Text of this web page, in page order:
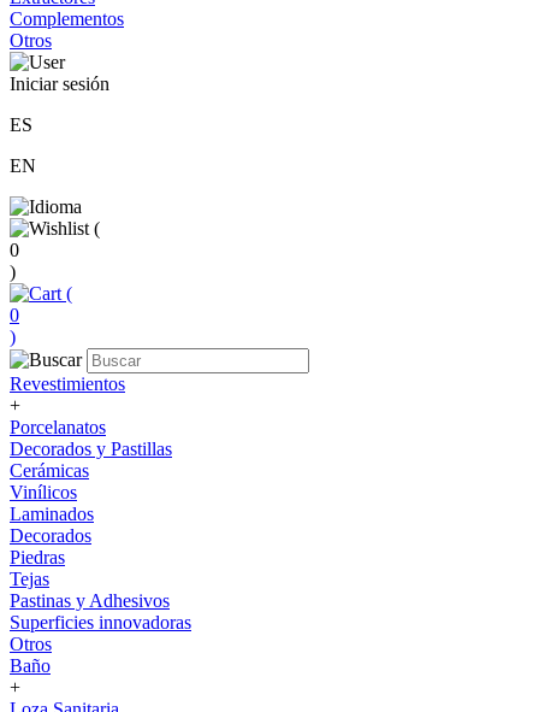
Complementos
Otros
Iniciar sesión
ES
EN
(
0
)
(
0
)
Revestimientos
+
Porcelanatos
Decorados y Pastillas
Cerámicas
Vinílicos
Laminados
Decorados
Piedras
Tejas
Pastinas y Adhesivos
Superficies innovadoras
Otros
Baño
+